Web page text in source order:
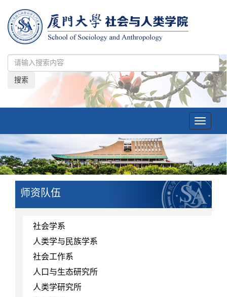
搜索
Toggle
师资队伍
社会学系
人类学与民族学系
社会工作系
人口与生态研究所
人类学研究所